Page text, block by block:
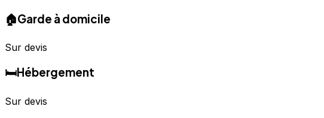
🏠Garde à domicile
Sur devis
🛏️Hébergement
Sur devis